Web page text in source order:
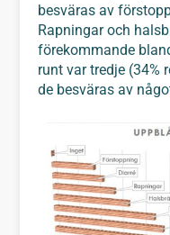
besväras av
Rapningar och
förekommande
runt var tredje (34%
de besväras av